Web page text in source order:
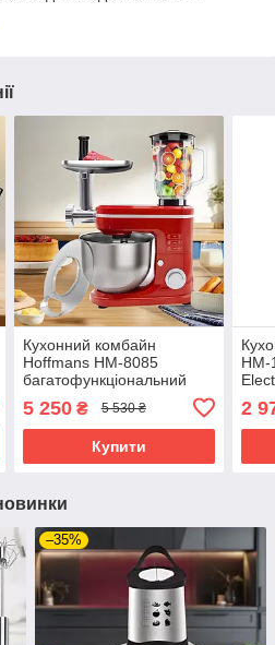
Кухонний комбайн
Hoffmans HM-8085
багатофункціональний
м'ясорубка 1600W
Червоний
5 250₴ 5 530 ₴
Купити
HM-
2
–35%